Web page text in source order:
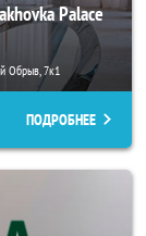
Palace
Обрыв, 7к1
ПОДРОБНЕЕ